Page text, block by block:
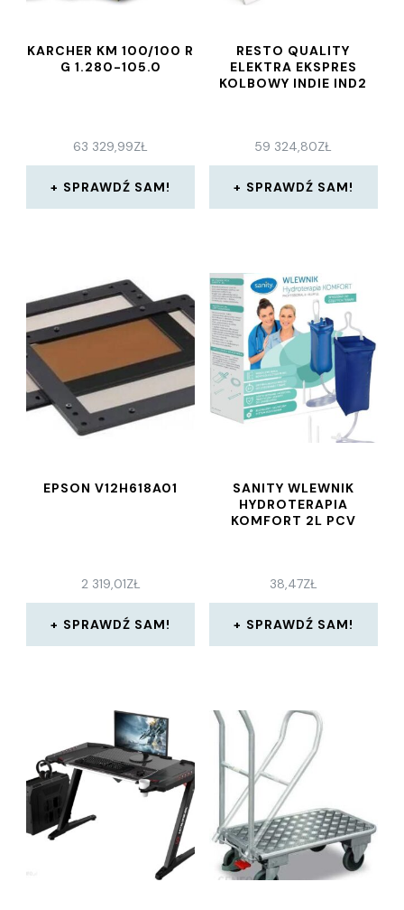
KARCHER KM 100/100 R
G 1.280-105.0
63 329,99ZŁ
SPRAWDŹ SAM!
RESTO QUALITY
ELEKTRA EKSPRES
KOLBOWY INDIE IND2
59 324,80ZŁ
SPRAWDŹ SAM!
EPSON V12H618A01
2 319,01ZŁ
SPRAWDŹ SAM!
SANITY WLEWNIK
HYDROTERAPIA
KOMFORT 2L PCV
38,47ZŁ
SPRAWDŹ SAM!